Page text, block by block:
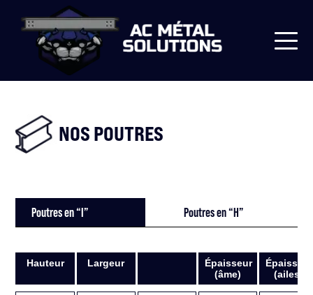
NOS POUTRES
Poutres en “I” Poutres en “H”
Hauteur Largeur
Épaisseur
(âme)
Épaisseur
(ailes)